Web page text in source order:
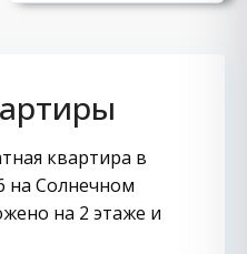
квартира в
на Солнечном
на 2 этаже и